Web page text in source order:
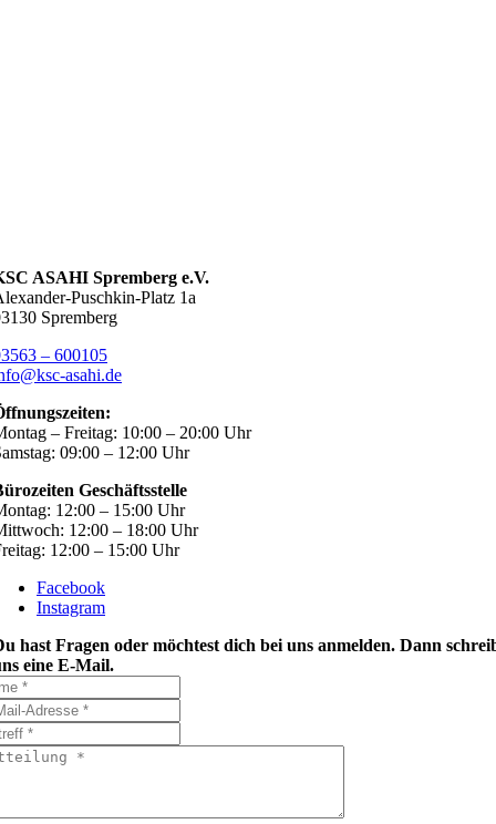
ASAHI Spremberg e.V.
Puschkin-Platz 1a
Spremberg
– 600105
asahi.de
– Freitag: 10:00 – 20:00 Uhr
09:00 – 12:00 Uhr
Geschäftsstelle
12:00 – 15:00 Uhr
12:00 – 18:00 Uhr
12:00 – 15:00 Uhr
Facebook
Instagram
hast Fragen oder möchtest dich bei uns anmelden. Dann
eine E-Mail.